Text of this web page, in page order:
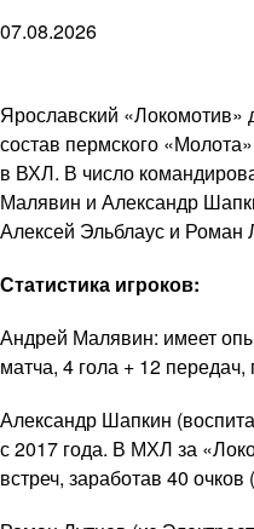
07.08.2026
Ярославский «Локомотив»
состав пермского
в ВХЛ. В число
Малявин и Александр
Алексей Эльблаус и Роман
Статистика игроков:
Андрей Малявин: имеет
матча, 4 гола + 12 передач,
Александр Шапкин
с 2017 года. В МХЛ за
встреч, заработав 40